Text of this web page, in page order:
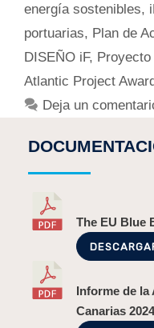
energía sostenibles,
portuarias, Plan de
DISEÑO iF,
Atlantic Project
Deja un
The EU Blue
Informe de
Canarias 2024